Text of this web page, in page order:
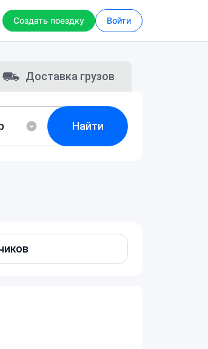
Создать поездку Войти
Доставка грузов
Найти